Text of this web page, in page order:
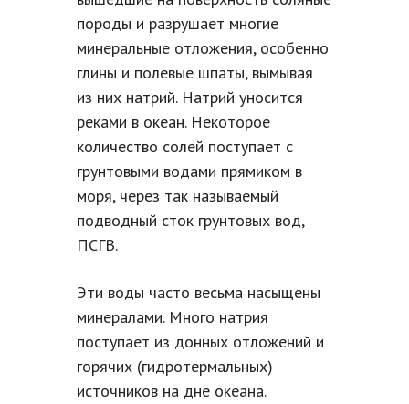
породы и разрушает многие
минеральные отложения, особенно
глины и полевые шпаты, вымывая
из них натрий. Натрий уносится
реками в океан. Некоторое
количество солей поступает с
грунтовыми водами прямиком в
моря, через так называемый
подводный сток грунтовых вод,
ПСГВ.
Эти воды часто весьма насыщены
минералами. Много натрия
поступает из донных отложений и
горячих (гидротермальных)
источников на дне океана.